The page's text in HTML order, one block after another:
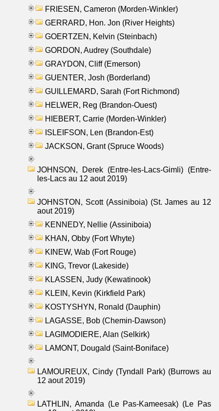
FRIESEN, Cameron (Morden-Winkler)
GERRARD, Hon. Jon (River Heights)
GOERTZEN, Kelvin (Steinbach)
GORDON, Audrey (Southdale)
GRAYDON, Cliff (Emerson)
GUENTER, Josh (Borderland)
GUILLEMARD, Sarah (Fort Richmond)
HELWER, Reg (Brandon-Ouest)
HIEBERT, Carrie (Morden-Winkler)
ISLEIFSON, Len (Brandon-Est)
JACKSON, Grant (Spruce Woods)
JOHNSON, Derek (Entre-les-Lacs-Gimli) (Entre-
les-Lacs au 12 aout 2019)
JOHNSTON, Scott (Assiniboia) (St. James au 12
aout 2019)
KENNEDY, Nellie (Assiniboia)
KHAN, Obby (Fort Whyte)
KINEW, Wab (Fort Rouge)
KING, Trevor (Lakeside)
KLASSEN, Judy (Kewatinook)
KLEIN, Kevin (Kirkfield Park)
KOSTYSHYN, Ronald (Dauphin)
LAGASSE, Bob (Chemin-Dawson)
LAGIMODIERE, Alan (Selkirk)
LAMONT, Dougald (Saint-Boniface)
LAMOUREUX, Cindy (Tyndall Park) (Burrows au
12 aout 2019)
LATHLIN, Amanda (Le Pas-Kameesak) (Le Pas